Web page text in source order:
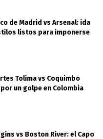
de Madrid vs Arsenal: ida
listos para imponerse
Tolima vs Coquimbo
un golpe en Colombia
vs Boston River: el Capo